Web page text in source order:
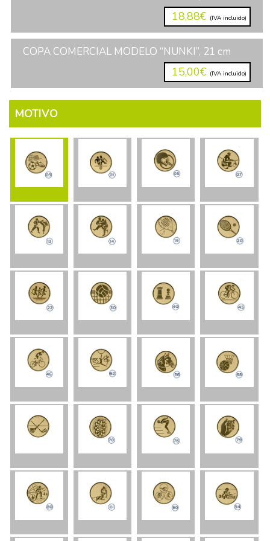
18,88€ (IVA incluido)
COPA COMERCIAL MODELO “NUNKI”, 21 cm
15,00€ (IVA incluido)
MOTIVO